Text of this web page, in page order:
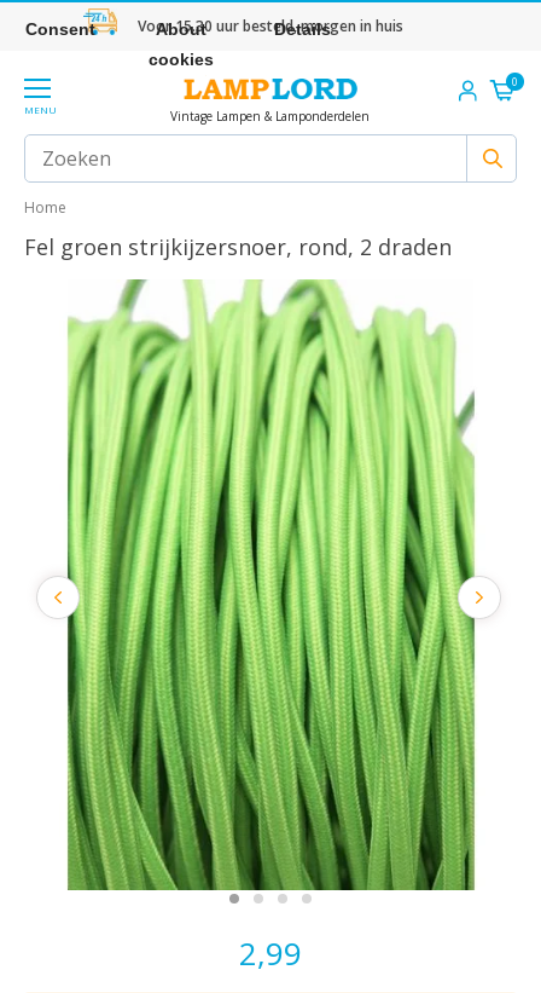
Voor 15.30 uur besteld, morgen in huis
MENU Vintage Lampen & Lamponderdelen
0
Home
Fel groen strijkijzersnoer, rond, 2 draden
2,99
Consent
About
cookies
Details